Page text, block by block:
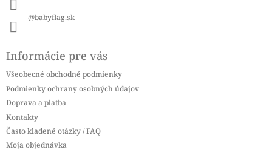
@babyflag.sk
Informácie pre vás
Všeobecné obchodné podmienky
Podmienky ochrany osobných údajov
Doprava a platba
Kontakty
Často kladené otázky / FAQ
Moja objednávka